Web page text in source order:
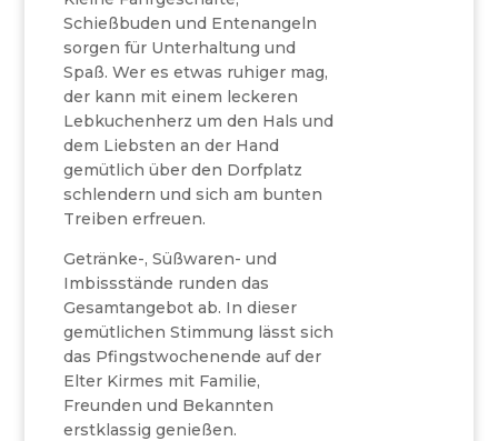
Schießbuden und Entenangeln
sorgen für Unterhaltung und
Spaß. Wer es etwas ruhiger mag,
der kann mit einem leckeren
Lebkuchenherz um den Hals und
dem Liebsten an der Hand
gemütlich über den Dorfplatz
schlendern und sich am bunten
Treiben erfreuen.
Getränke-, Süßwaren- und
Imbissstände runden das
Gesamtangebot ab. In dieser
gemütlichen Stimmung lässt sich
das Pfingstwochenende auf der
Elter Kirmes mit Familie,
Freunden und Bekannten
erstklassig genießen.